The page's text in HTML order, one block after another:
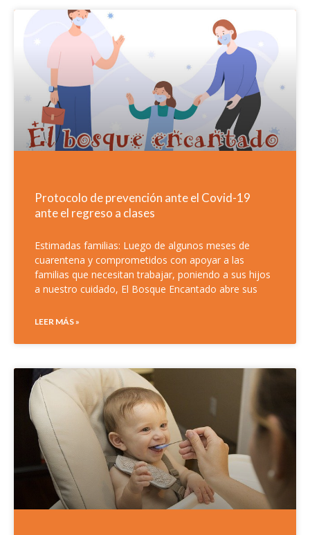
Protocolo de prevención ante el Covid-19
ante el regreso a clases
Estimadas familias: Luego de algunos meses de
cuarentena y comprometidos con apoyar a las
familias que necesitan trabajar, poniendo a sus hijos
a nuestro cuidado, El Bosque Encantado abre sus
LEER MÁS »